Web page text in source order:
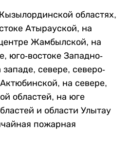
областях,
Атырауской, на
Жамбылской, на
юго-востоке Западно-
западе, севере, северо-
на севере,
областей, на юге
и области Улытау
пожарная